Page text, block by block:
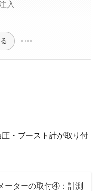
入
・ブースト計が取り付
ーターの取付④：計測